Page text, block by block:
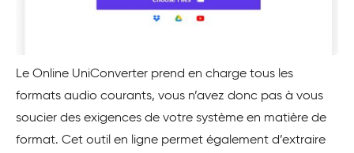
Le Online UniConverter prend en charge tous les
formats audio courants, vous n’avez donc pas à vous
soucier des exigences de votre système en matière de
format. Cet outil en ligne permet également d’extraire